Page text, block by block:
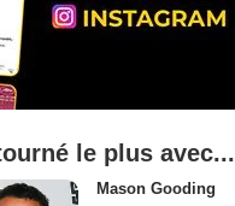
le plus avec...
Mason Gooding